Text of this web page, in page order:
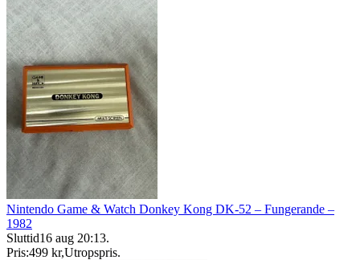
Nintendo Game & Watch Donkey Kong DK-52 – Fungerande –
1982
Sluttid16 aug 20:13.
Pris:499 kr,Utropspris.